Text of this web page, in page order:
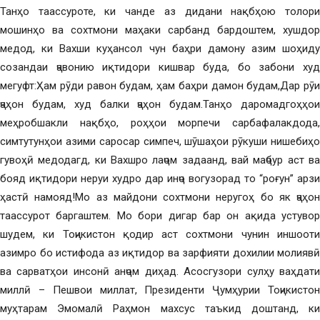
Танҳо таассуроте, ки чанде аз дидани нақбҳою толори
мошинҳо ва сохтмони маҳаки сарбанд бардоштем, хушдор
медод, ки Вахши куҳансол чун баҳри дамону азим шоҳиду
созандаи ҷавонию иқтидори кишвар буда, бо забони худ
мегуфт:Ҳам рӯди равон будам, ҳам баҳри дамон будам,Дар рӯи
ҷаҳон будам, худ балки ҷаҳон будам.Танҳо даромадгоҳҳои
меҳробшакли нақбҳо, роҳҳои морпечи сарбафалакдода,
симтутунҳои азими саросар симпеч, шӯшаҳои рӯкуши нишебиҳо
гувоҳӣ медодагд, ки Вахшро лаҷом задаанд, вай маҷбур аст ва
бояд иқтидори неруи худро дар инҷо вогузорад то “роғун” арзи
ҳастӣ намояд!Мо аз майдони сохтмони неругоҳ бо як ҷаҳон
таассурот баргаштем. Мо бори дигар бар он ақида устувор
шудем, ки Тоҷикистон қодир аст сохтмони чунин иншооти
азимро бо истифода аз иқтидор ва зарфияти дохилии молиявӣ
ва сарватҳои инсонӣ анҷом диҳад. Асосгузори сулҳу ваҳдати
миллӣ – Пешвои миллат, Президенти Ҷумҳурии Тоҷикистон
муҳтарам Эмомалӣ Раҳмон махсус таъкид доштанд, ки